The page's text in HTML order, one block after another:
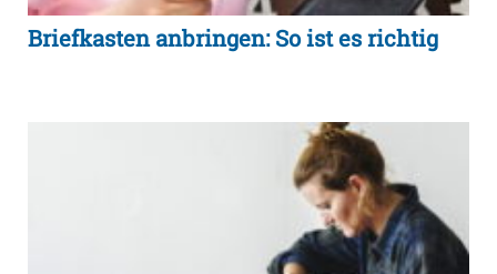
Briefkasten anbringen: So ist es richtig